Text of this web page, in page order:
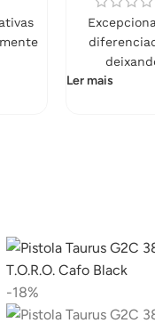
Ler mais
-18%